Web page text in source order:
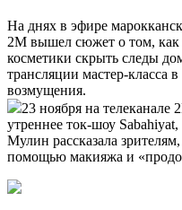
Нa дняx в эфире
2М вышел сюжет о том,
косметики скрыть следы
трансляции мастер-класса
возмущения.
23 ноября на телеканале
утреннее ток-шоу
Мулин рассказала
помощью макияжа и